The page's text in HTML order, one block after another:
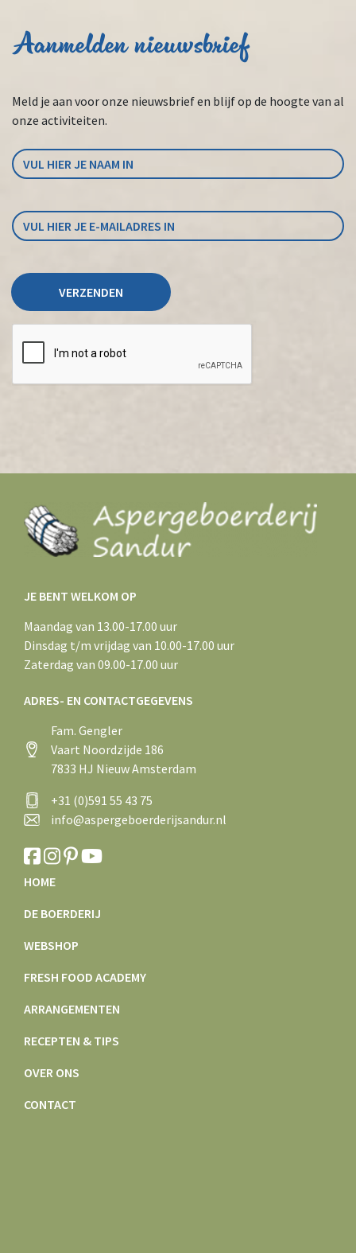
Aanmelden nieuwsbrief
Meld je aan voor onze nieuwsbrief en blijf op de hoogte van al
onze activiteiten.
JE BENT WELKOM OP
Maandag van 13.00-17.00 uur
Dinsdag t/m vrijdag van 10.00-17.00 uur
Zaterdag van 09.00-17.00 uur
ADRES- EN CONTACTGEGEVENS
Fam. Gengler
Vaart Noordzijde 186
7833 HJ Nieuw Amsterdam
+31 (0)591 55 43 75
info@aspergeboerderijsandur.nl
HOME
DE BOERDERIJ
WEBSHOP
FRESH FOOD ACADEMY
ARRANGEMENTEN
RECEPTEN & TIPS
OVER ONS
CONTACT